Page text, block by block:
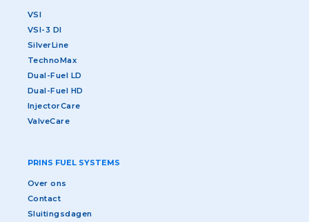
VSI
VSI-3 DI
SilverLine
TechnoMax
Dual-Fuel LD
Dual-Fuel HD
InjectorCare
ValveCare
PRINS FUEL SYSTEMS
Over ons
Contact
Sluitingsdagen